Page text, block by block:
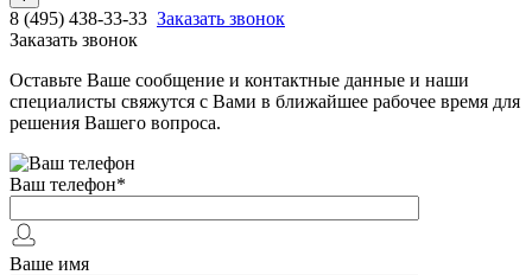
8 (495) 438-33-33 Заказать звонок
Заказать звонок
Оставьте Ваше сообщение и контактные данные и наши
специалисты свяжутся с Вами в ближайшее рабочее время для
решения Вашего вопроса.
Ваш телефон*
Ваше имя